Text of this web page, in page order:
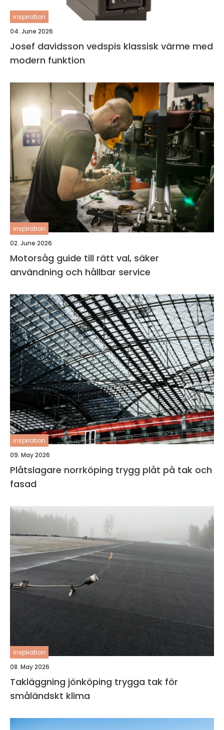
inspiration
04. June 2026
Josef davidsson vedspis klassisk värme med
modern funktion
inspiration
02. June 2026
Motorsåg guide till rätt val, säker
användning och hållbar service
inspiration
09. May 2026
Plåtslagare norrköping trygg plåt på tak och
fasad
inspiration
08. May 2026
Takläggning jönköping trygga tak för
småländskt klima